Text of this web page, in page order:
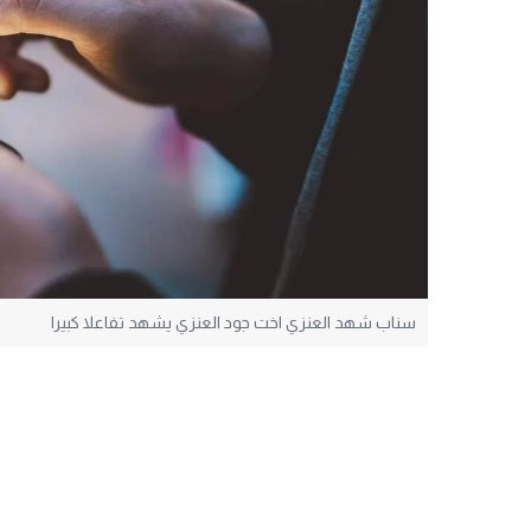
سناب شهد العنزي اخت جود العنزي يشهد تفاعلا كبيرا